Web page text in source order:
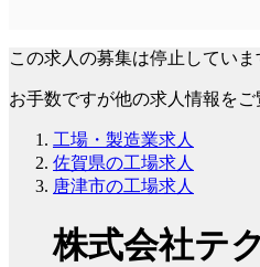
この求人の募集は停止していま
お手数ですが他の求人情報をご
工場・製造業求人
佐賀県の工場求人
唐津市の工場求人
株式会社テ